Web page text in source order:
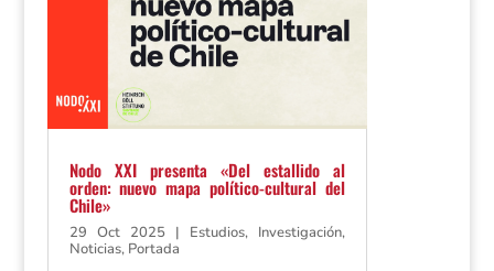
Nodo XXI presenta «Del estallido al
orden: nuevo mapa político-cultural del
Chile»
29 Oct 2025| Estudios, Investigación,
Noticias, Portada